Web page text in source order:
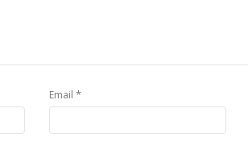
Email *